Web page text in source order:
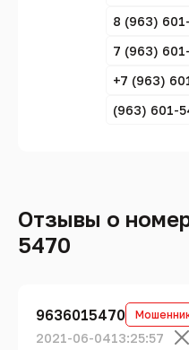
8 (963)
7 (963)
+7 (963)
(963) 601-
Отзывы о
5470
9636015470
2021-06-0413:25:57